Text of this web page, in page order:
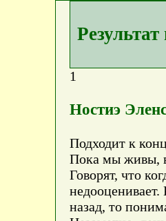
1
Ностиэ
Подходит к
Пока мы живы,
Говорят, что
назад, то